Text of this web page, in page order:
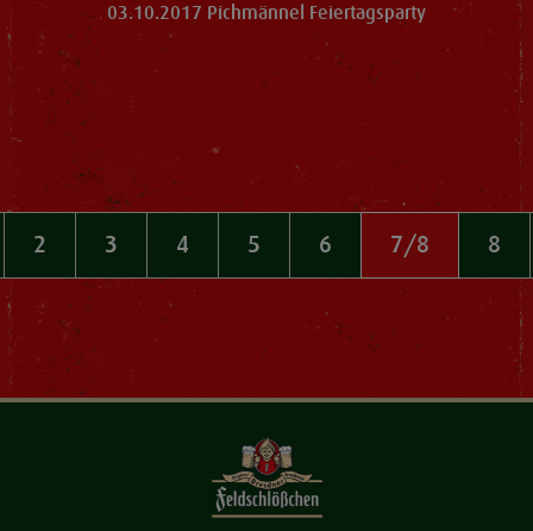
03.10.2017 Pichmännel Feiertagsparty
2 3 4 5 6 7/8 8